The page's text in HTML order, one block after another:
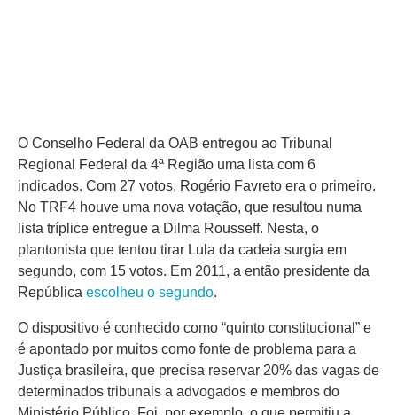
O Conselho Federal da OAB entregou ao Tribunal
Regional Federal da 4ª Região uma lista com 6
indicados. Com 27 votos, Rogério Favreto era o primeiro.
No TRF4 houve uma nova votação, que resultou numa
lista tríplice entregue a Dilma Rousseff. Nesta, o
plantonista que tentou tirar Lula da cadeia surgia em
segundo, com 15 votos. Em 2011, a então presidente da
República escolheu o segundo.
O dispositivo é conhecido como “quinto constitucional” e
é apontado por muitos como fonte de problema para a
Justiça brasileira, que precisa reservar 20% das vagas de
determinados tribunais a advogados e membros do